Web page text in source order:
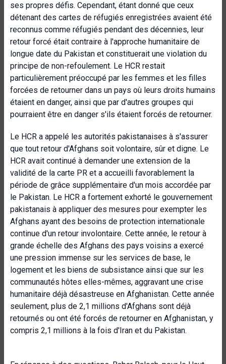
ses propres défis. Cependant, étant donné que ceux
détenant des cartes de réfugiés enregistrées avaient été
reconnus comme réfugiés pendant des décennies, leur
retour forcé était contraire à l'approche humanitaire de
longue date du Pakistan et constituerait une violation du
principe de non-refoulement. Le HCR restait
particulièrement préoccupé par les femmes et les filles
forcées de retourner dans un pays où leurs droits humains
étaient en danger, ainsi que par d'autres groupes qui
pourraient être en danger s'ils étaient forcés de retourner.
Le HCR a appelé les autorités pakistanaises à s'assurer
que tout retour d'Afghans soit volontaire, sûr et digne. Le
HCR avait continué à demander une extension de la
validité de la carte PR et a accueilli favorablement la
période de grâce supplémentaire d'un mois accordée par
le Pakistan. Le HCR a fortement exhorté le gouvernement
pakistanais à appliquer des mesures pour exempter les
Afghans ayant des besoins de protection internationale
continue d'un retour involontaire. Cette année, le retour à
grande échelle des Afghans des pays voisins a exercé
une pression immense sur les services de base, le
logement et les biens de subsistance ainsi que sur les
communautés hôtes elles-mêmes, aggravant une crise
humanitaire déjà désastreuse en Afghanistan. Cette année
seulement, plus de 2,1 millions d'Afghans sont déjà
retournés ou ont été forcés de retourner en Afghanistan, y
compris 2,1 millions à la fois d'Iran et du Pakistan.